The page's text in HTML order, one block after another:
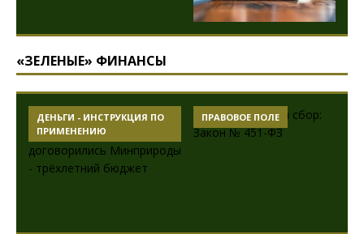
«ЗЕЛЕНЫЕ» ФИНАНСЫ
ДЕНЬГИ - ИНСТРУКЦИЯ ПО
ПРИМЕНЕНИЮ
ПРАВОВОЕ ПОЛЕ